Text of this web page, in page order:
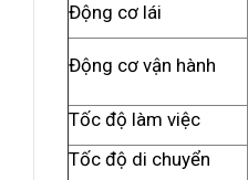
Động cơ lái
Động cơ vận hành
Tốc độ làm việc
Tốc độ di chuyển